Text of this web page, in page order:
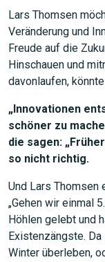
Lars Thomsen
Veränderung und
Freude auf die
Hinschauen und
davonlaufen,
„Innovationen
schöner zu
die sagen:
so nicht richtig.
Und Lars Thomsen
„Gehen wir einmal
Höhlen gelebt und
Existenzängste.
Winter überleben,